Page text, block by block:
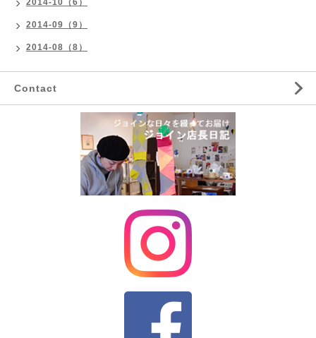
2014-10（6）
2014-09（9）
2014-08（8）
Contact